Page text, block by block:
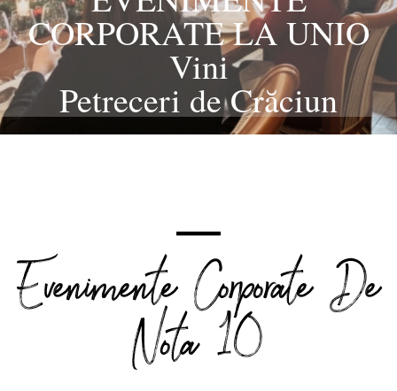
CORPORATE LA UNIO
Vini
Petreceri de Crăciun
Evenimente Corporate De
Nota 10